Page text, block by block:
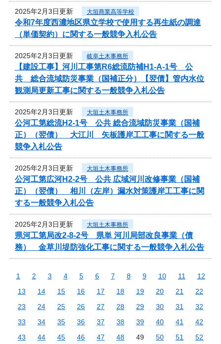
2025年2月3日更新 大垣商業高等学校
令和7年度西濃地区県立学校で使用する再生紙の調達
（単価契約）に関する一般競争入札公告
2025年2月3日更新 岐阜土木事務所
【建設工事】河川工事第R6総流防補H1-A-1号 公
共 総合流域防災事業（国補正分）【翌債】管内水位
観測局更新工事に関する一般競争入札公告
2025年2月3日更新 大垣土木事務所
公河工第総流H2-1号 公共 総合流域防災事業（国補
正）（翌債） 大江川 矢板護岸工工事に関する一般
競争入札公告
2025年2月3日更新 大垣土木事務所
公河工第広河H2-2号 公共 広域河川改修事業（国補
正）（翌債） 相川（左岸）漏水対策護岸工工事に関
する一般競争入札公告
2025年2月3日更新 大垣土木事務所
県河工第局改2-8-2号 県単 河川局部改良事業（債
務） 金草川堤防強化工事に関する一般競争入札公告
1 2 3 4 5 6 7 8 9 10 11
12
13
14 15 16 17 18 19 20 21
22
23
24 25 26 27 28 29 30 31
32
33
34 35 36 37 38 39 40 41
42
43
44 45 46 47 48 49 50 51
52